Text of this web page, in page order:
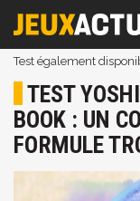
Test également
TEST
BOOK : UN
FORMULE